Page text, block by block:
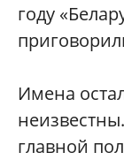
году
Имена
главной